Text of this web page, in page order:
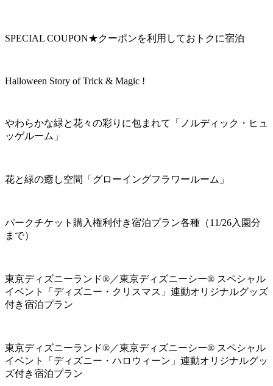
SPECIAL COUPON★クーポンを利用しておトクに宿泊
Halloween Story of Trick & Magic !
やわらかな緑と花々の彩りに包まれて「ノルディック・ヒュ
ッゲルーム」
花と緑の癒し空間「グローイングフラワールーム」
パークチケット購入権利付き宿泊プラン各種（11/26入園分
まで）
東京ディズニーランド®／東京ディズニーシー® スペシャル
イベント「ディズニー・クリスマス」連動オリジナルグッズ
付き宿泊プラン
東京ディズニーランド®／東京ディズニーシー® スペシャル
イベント「ディズニー・ハロウィーン」連動オリジナルグッ
ズ付き宿泊プラン